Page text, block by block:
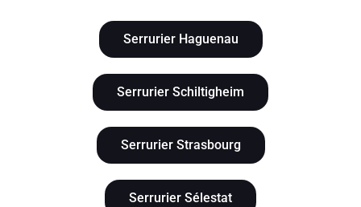
Serrurier Haguenau
Serrurier Schiltigheim
Serrurier Strasbourg
Serrurier Sélestat